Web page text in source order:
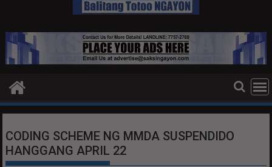
CODING SCHEME NG MMDA SUSPENDIDO
HANGGANG APRIL 22